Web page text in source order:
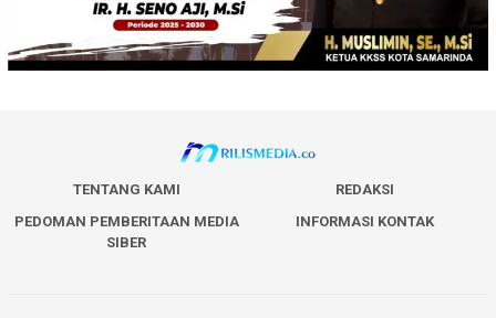
TENTANG KAMI
REDAKSI
PEDOMAN PEMBERITAAN MEDIA
SIBER
INFORMASI KONTAK